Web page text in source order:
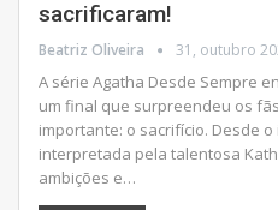
sacrificaram!
Beatriz Oliveira 31, outubro
A série Agatha Desde Sempre
um final que surpreendeu os
importante: o sacrifício. Desde
interpretada pela talentosa
ambições e…